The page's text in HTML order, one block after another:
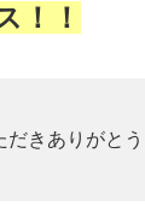
！！
だきありがと